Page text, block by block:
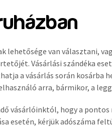
lehetősége van választani,
Vásárlási szándéka
a vásárlás során kosárba
arra, bármikor, a
vásárlóinktól, hogy a
esetén, kérjük adószáma